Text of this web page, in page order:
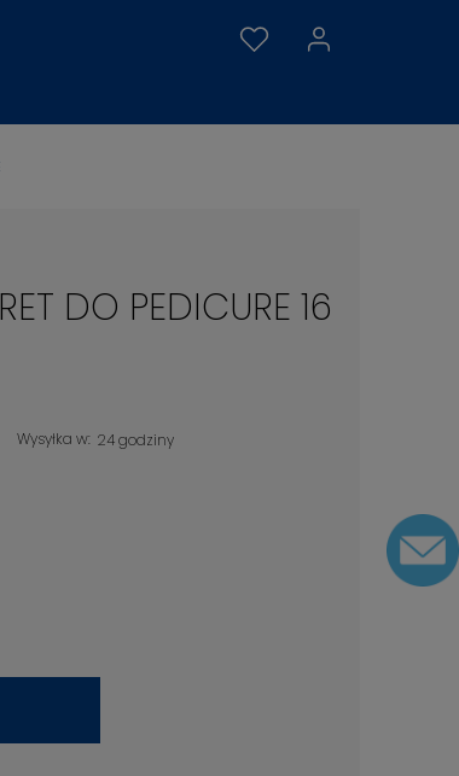
DO PEDICURE 16
Wysyłka w: 24 godziny